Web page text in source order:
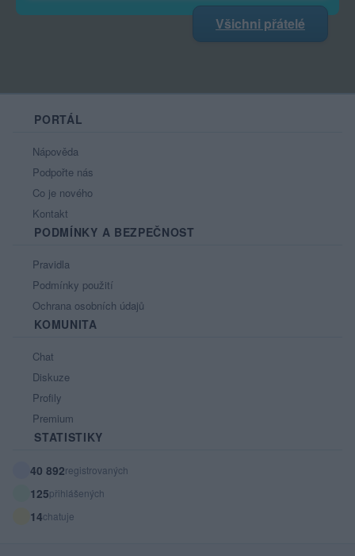
Všichni přátelé
PORTÁL
Nápověda
Podpořte nás
Co je nového
Kontakt
PODMÍNKY A BEZPEČNOST
Pravidla
Podmínky použití
Ochrana osobních údajů
KOMUNITA
Chat
Diskuze
Profily
Premium
STATISTIKY
40 892registrovaných
125přihlášených
14chatuje